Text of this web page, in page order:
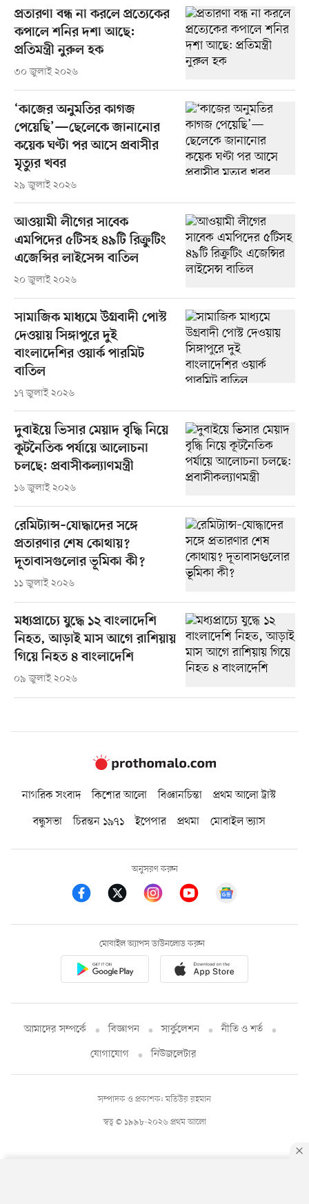
প্রতারণা বন্ধ না করলে প্রত্যেকের
কপালে শনির দশা আছে:
প্রতিমন্ত্রী নুরুল হক
৩০ জুলাই ২০২৬
‘কাজের অনুমতির কাগজ
পেয়েছি’—ছেলেকে জানানোর
কয়েক ঘণ্টা পর আসে প্রবাসীর
মৃত্যুর খবর
২৯ জুলাই ২০২৬
আওয়ামী লীগের সাবেক
এমপিদের ৫টিসহ ৪৯টি রিক্রুটিং
এজেন্সির লাইসেন্স বাতিল
২০ জুলাই ২০২৬
সামাজিক মাধ্যমে উগ্রবাদী পোস্ট
দেওয়ায় সিঙ্গাপুরে দুই
বাংলাদেশির ওয়ার্ক পারমিট
বাতিল
১৭ জুলাই ২০২৬
দুবাইয়ে ভিসার মেয়াদ বৃদ্ধি নিয়ে
কূটনৈতিক পর্যায়ে আলোচনা
চলছে: প্রবাসীকল্যাণমন্ত্রী
১৬ জুলাই ২০২৬
রেমিট্যান্স–যোদ্ধাদের সঙ্গে
প্রতারণার শেষ কোথায়?
দূতাবাসগুলোর ভূমিকা কী?
১১ জুলাই ২০২৬
মধ্যপ্রাচ্যে যুদ্ধে ১২ বাংলাদেশি
নিহত, আড়াই মাস আগে রাশিয়ায়
গিয়ে নিহত ৪ বাংলাদেশি
০৯ জুলাই ২০২৬
নাগরিক সংবাদ কিশোর আলো বিজ্ঞানচিন্তা
প্রথম আলো ট্রাস্ট
বন্ধুসভা
চিরন্তন ১৯৭১ ইপেপার প্রথমা মোবাইল ভ্যাস
অনুসরণ করুন
মোবাইল অ্যাপস ডাউনলোড করুন
আমাদের সম্পর্কে বিজ্ঞাপন সার্কুলেশন
নীতি ও শর্ত
যোগাযোগ
নিউজলেটার
স্বত্ব © ১৯৯৮-২০২৬ প্রথম আলো
সম্পাদক ও প্রকাশক: মতিউর রহমান